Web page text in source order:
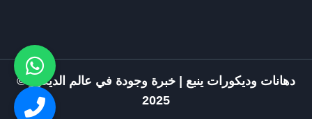
دهانات وديكورات ينبع | خبرة وجودة في عالم الديكور ©
2025